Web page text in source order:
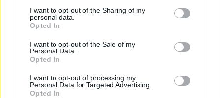
I want to opt-out of the Sharing of my
personal data.
Opted In
I want to opt-out of the Sale of my
Personal Data.
Opted In
I want to opt-out of processing my
Personal Data for Targeted Advertising.
Opted In
Pert nyertek a kölcseys tanárok, ez a 25 legjobb
budapesti gimnázium 2025-ben – mutatjuk a hét
legfontosabb híreit
a tétje”, szigorítaná a kormány az órán használható tankönyveket,
tiltakoznak a történelem- és magyartanárok – ezek voltak a hét